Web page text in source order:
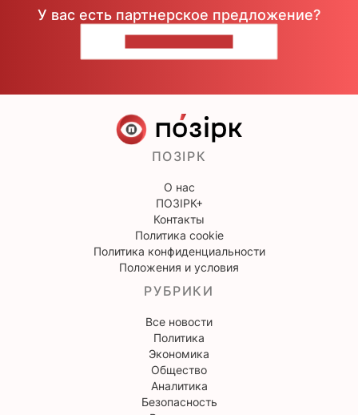
У вас есть партнерское предложение?
ПОЗІРК
О нас
ПОЗІРК+
Контакты
Политика cookie
Политика конфиденциальности
Положения и условия
РУБРИКИ
Все новости
Политика
Экономика
Общество
Аналитика
Безопасность